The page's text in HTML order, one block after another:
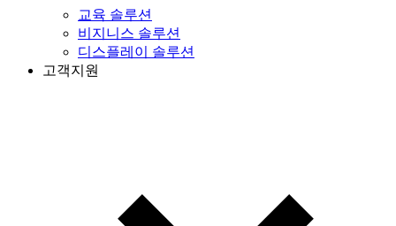
교육 솔루션
비지니스 솔루션
디스플레이 솔루션
고객지원